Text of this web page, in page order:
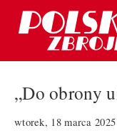
„Do obrony
wtorek, 18 marca 2025